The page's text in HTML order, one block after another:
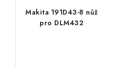
Makita 191D43-8 nůž
pro DLM432